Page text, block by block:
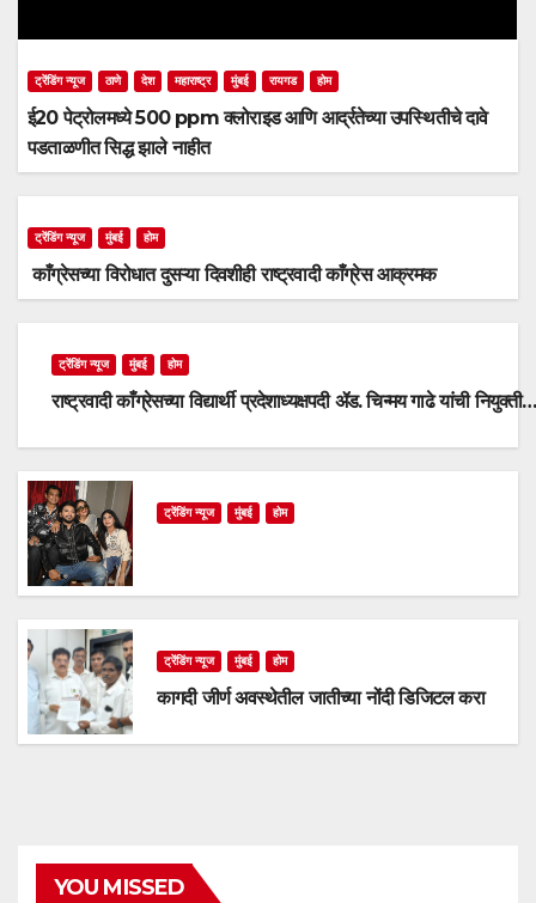
ट्रेंडिंग न्यूज ठाणे देश महाराष्ट्र मुंबई रायगड होम
ई20 पेट्रोलमध्ये 500 ppm क्लोराइड आणि आर्द्रतेच्या उपस्थितीचे दावे
पडताळणीत सिद्ध झाले नाहीत
ट्रेंडिंग न्यूज मुंबई होम
काँग्रेसच्या विरोधात दुसऱ्या दिवशीही राष्ट्रवादी काँग्रेस आक्रमक
ट्रेंडिंग न्यूज मुंबई होम
राष्ट्रवादी काँग्रेसच्या विद्यार्थी प्रदेशाध्यक्षपदी ॲड. चिन्मय गाढे यांची नियुक्ती…
ट्रेंडिंग न्यूज मुंबई होम
ट्रेंडिंग न्यूज मुंबई होम
कागदी जीर्ण अवस्थेतील जातीच्या नोंदी डिजिटल करा
YOU MISSED